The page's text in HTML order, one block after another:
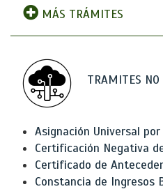
MÁS TRÁMITES
TRAMITES
Asignación Universal por
Certificación Negativa
Certificado de
Constancia de Ingresos